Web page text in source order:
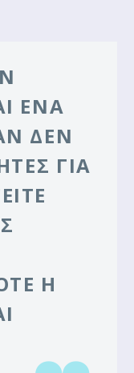
ΈΝΑ
ΔΕΝ
ΓΙΑ
Η